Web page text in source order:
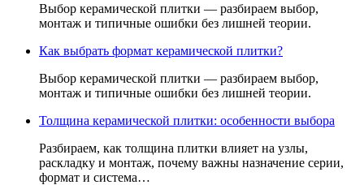
Выбор керамической плитки — разбираем выбор,
монтаж и типичные ошибки без лишней теории.
Как выбрать формат керамической плитки?
Выбор керамической плитки — разбираем выбор,
монтаж и типичные ошибки без лишней теории.
Толщина керамической плитки: особенности выбора
Разбираем, как толщина плитки влияет на узлы,
раскладку и монтаж, почему важны назначение серии,
формат и система…